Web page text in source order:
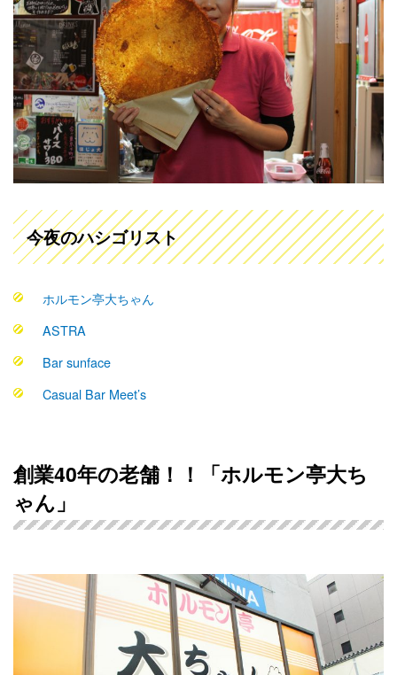
今夜のハシゴリスト
ホルモン亭大ちゃん
ASTRA
Bar sunface
Casual Bar Meet’s
創業40年の老舗！！「ホルモン亭大ち
ゃん」